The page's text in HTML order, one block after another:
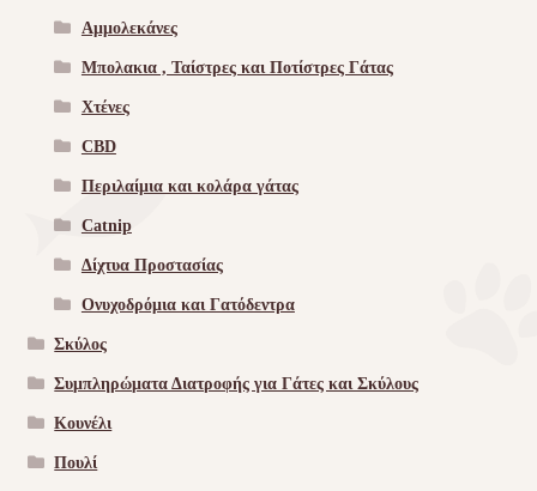
Αμμολεκάνες
Μπολακια , Ταίστρες και Ποτίστρες Γάτας
Χτένες
CBD
Περιλαίμια και κολάρα γάτας
Catnip
Δίχτυα Προστασίας
Ονυχοδρόμια και Γατόδεντρα
Σκύλος
Συμπληρώματα Διατροφής για Γάτες και Σκύλους
Κουνέλι
Πουλί